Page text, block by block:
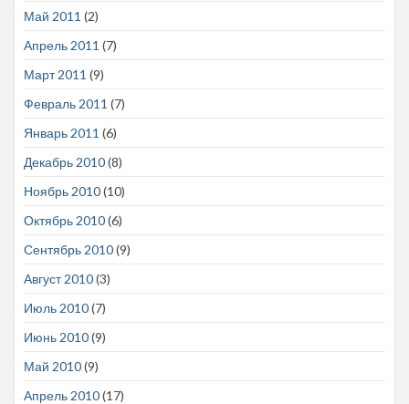
Май 2011 (2)
Апрель 2011 (7)
Март 2011 (9)
Февраль 2011 (7)
Январь 2011 (6)
Декабрь 2010(8)
Ноябрь 2010(10)
Октябрь 2010(6)
Сентябрь 2010(9)
Август 2010(3)
Июль 2010(7)
Июнь 2010(9)
Май 2010(9)
Апрель 2010(17)